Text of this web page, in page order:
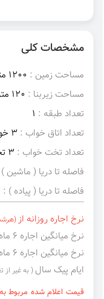
مشخصات کلی
مساحت زمین : 1200 متر
مساحت زیربنا : 120 متر
تعداد طبقه : 1
تعداد اتاق خواب : 3 خواب
تعداد تخت خواب : 3 تخت
فاصله تا دریا ( ماشین
فاصله تا دریا ( پیاده ) :
نرخ اجاره روزانه از
نرخ میانگین اجاره ۶ ماه دوم سال
نرخ میانگین اجاره ۶ ماه اول سال
ایام پیک سال ( به غیر
قیمت اعلام شده مربوط